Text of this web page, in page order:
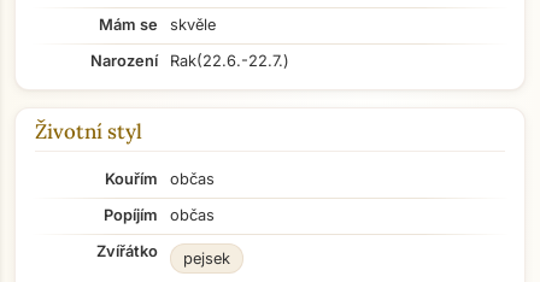
Mám se
skvěle
Narození
Rak(22.6.-22.7.)
Životní styl
Kouřím
občas
Popíjím
občas
Zvířátko
pejsek